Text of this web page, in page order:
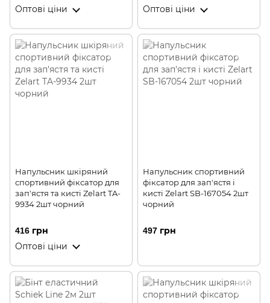
Оптові ціни Оптові ціни
Напульсник шкіряний
спортивний фіксатор для
зап'ястя та кисті Zelart TA-
9934 2шт чорний
416 грн
Оптові ціни
Напульсник спортивний
фіксатор для зап'ястя і
кисті Zelart SB-167054 2шт
чорний
497 грн